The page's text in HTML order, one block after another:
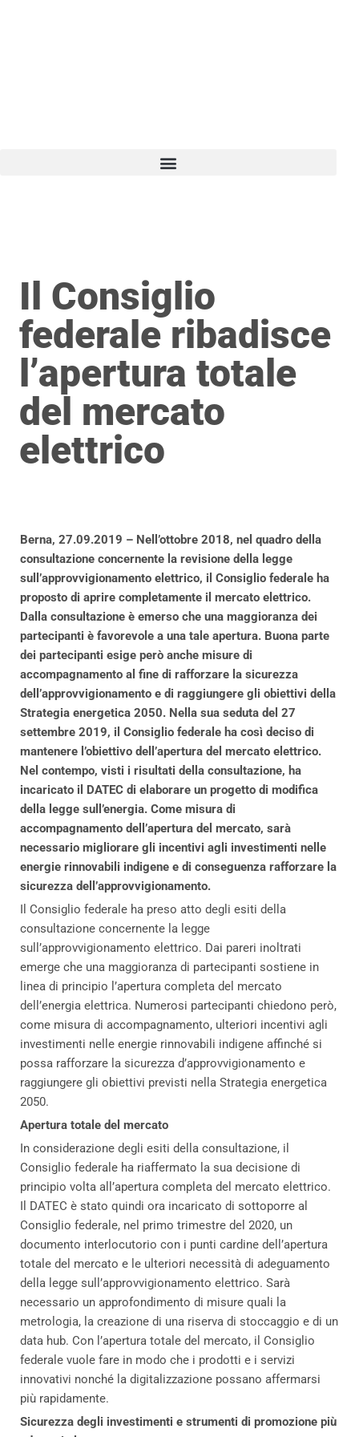
Il Consiglio
federale ribadisce
l’apertura totale
del mercato
elettrico
Berna, 27.09.2019 – Nell’ottobre 2018, nel quadro della
consultazione concernente la revisione della legge
sull’approvvigionamento elettrico, il Consiglio federale ha
proposto di aprire completamente il mercato elettrico.
Dalla consultazione è emerso che una maggioranza dei
partecipanti è favorevole a una tale apertura. Buona parte
dei partecipanti esige però anche misure di
accompagnamento al fine di rafforzare la sicurezza
dell’approvvigionamento e di raggiungere gli obiettivi della
Strategia energetica 2050. Nella sua seduta del 27
settembre 2019, il Consiglio federale ha così deciso di
mantenere l’obiettivo dell’apertura del mercato elettrico.
Nel contempo, visti i risultati della consultazione, ha
incaricato il DATEC di elaborare un progetto di modifica
della legge sull’energia. Come misura di
accompagnamento dell’apertura del mercato, sarà
necessario migliorare gli incentivi agli investimenti nelle
energie rinnovabili indigene e di conseguenza rafforzare la
sicurezza dell’approvvigionamento.
Il Consiglio federale ha preso atto degli esiti della
consultazione concernente la legge
sull’approvvigionamento elettrico. Dai pareri inoltrati
emerge che una maggioranza di partecipanti sostiene in
linea di principio l’apertura completa del mercato
dell’energia elettrica. Numerosi partecipanti chiedono però,
come misura di accompagnamento, ulteriori incentivi agli
investimenti nelle energie rinnovabili indigene affinché si
possa rafforzare la sicurezza d’approvvigionamento e
raggiungere gli obiettivi previsti nella Strategia energetica
2050.
Apertura totale del mercato
In considerazione degli esiti della consultazione, il
Consiglio federale ha riaffermato la sua decisione di
principio volta all’apertura completa del mercato elettrico.
Il DATEC è stato quindi ora incaricato di sottoporre al
Consiglio federale, nel primo trimestre del 2020, un
documento interlocutorio con i punti cardine dell’apertura
totale del mercato e le ulteriori necessità di adeguamento
della legge sull’approvvigionamento elettrico. Sarà
necessario un approfondimento di misure quali la
metrologia, la creazione di una riserva di stoccaggio e di un
data hub. Con l’apertura totale del mercato, il Consiglio
federale vuole fare in modo che i prodotti e i servizi
innovativi nonché la digitalizzazione possano affermarsi
più rapidamente.
Sicurezza degli investimenti e strumenti di promozione più